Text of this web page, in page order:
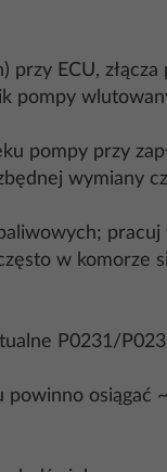
ECU,
pompy przy
wymiany
w
P0231/